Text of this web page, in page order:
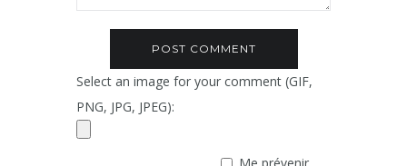
Select an image for your comment (GIF,
PNG, JPG, JPEG):